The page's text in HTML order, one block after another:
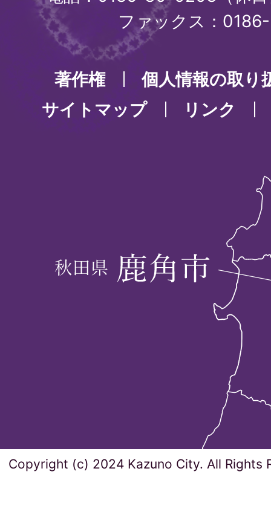
ファックス：
著作権
個人情報の取り
サイトマップ
リンク
Copyright (c) 2024 Kazuno City. All Rights